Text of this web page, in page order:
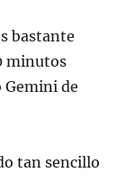
bastante
minutos
de
tan sencillo